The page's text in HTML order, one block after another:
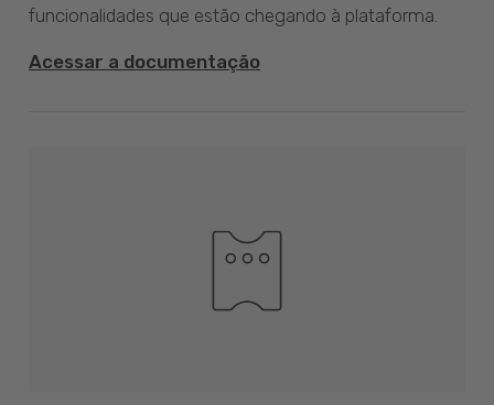
funcionalidades que estão chegando à plataforma.
Acessar a documentação